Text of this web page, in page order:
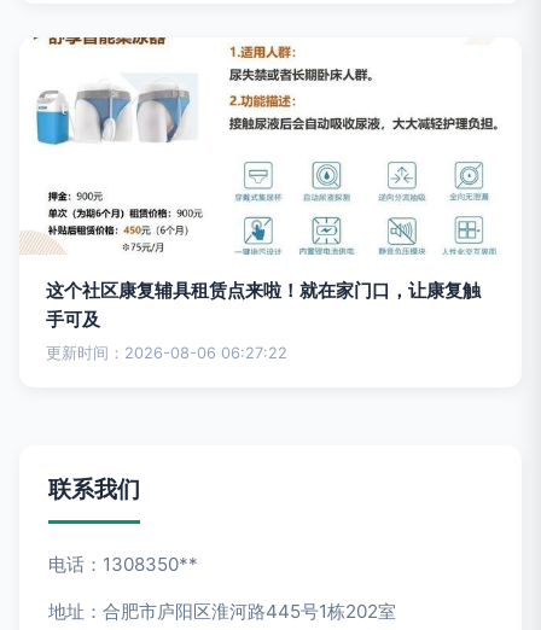
这个社区康复辅具租赁点来啦！就在家门口，让康复触
手可及
更新时间：2026-08-06 06:27:22
联系我们
电话：1308350**
地址：合肥市庐阳区淮河路445号1栋202室